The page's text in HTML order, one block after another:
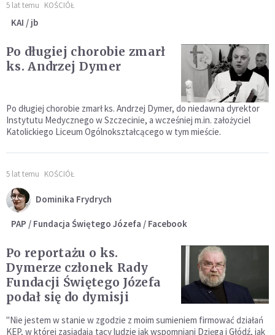
5 lat temu KOŚCIÓŁ
KAI / jb
Po długiej chorobie zmarł
ks. Andrzej Dymer
Po długiej chorobie zmarł ks. Andrzej Dymer, do niedawna dyrektor
Instytutu Medycznego w Szczecinie, a wcześniej m.in. założyciel
Katolickiego Liceum Ogólnokształcącego w tym mieście.
5 lat temu KOŚCIÓŁ
Dominika Frydrych
PAP / Fundacja Świętego Józefa / Facebook
Po reportażu o ks.
Dymerze członek Rady
Fundacji Świętego Józefa
podał się do dymisji
"Nie jestem w stanie w zgodzie z moim sumieniem firmować działań
KEP, w której zasiadają tacy ludzie jak wspomniani Dzięga i Głódź, jak